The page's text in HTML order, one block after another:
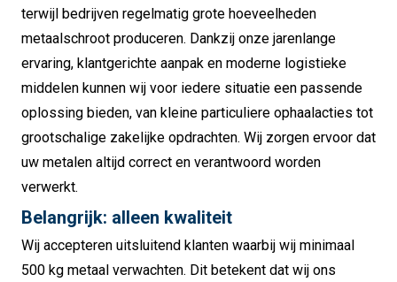
terwijl bedrijven regelmatig grote hoeveelheden
metaalschroot produceren. Dankzij onze jarenlange
ervaring, klantgerichte aanpak en moderne logistieke
middelen kunnen wij voor iedere situatie een passende
oplossing bieden, van kleine particuliere ophaalacties tot
grootschalige zakelijke opdrachten. Wij zorgen ervoor dat
uw metalen altijd correct en verantwoord worden
verwerkt.
Belangrijk: alleen kwaliteit
Wij accepteren uitsluitend klanten waarbij wij minimaal
500 kg metaal verwachten. Dit betekent dat wij ons